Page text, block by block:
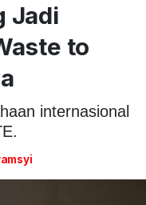
Jadi
to
internasional